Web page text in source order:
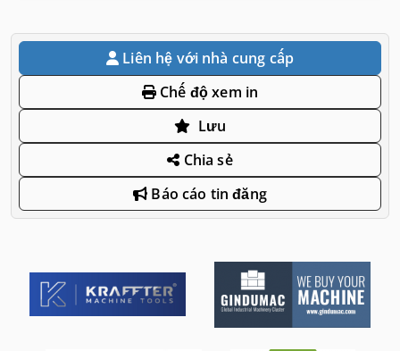
Liên hệ với nhà cung cấp
Chế độ xem in
Lưu
Chia sẻ
Báo cáo tin đăng